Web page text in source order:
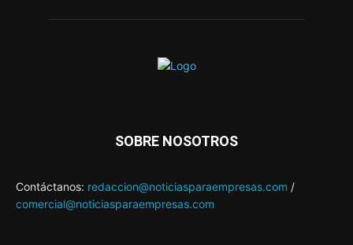
SOBRE NOSOTROS
Contáctanos: redaccion@noticiasparaempresas.com /
comercial@noticiasparaempresas.com